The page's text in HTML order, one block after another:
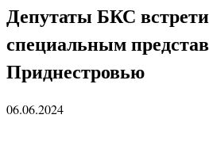
Депутаты БКС
специальным
Приднестровью
06.06.2024